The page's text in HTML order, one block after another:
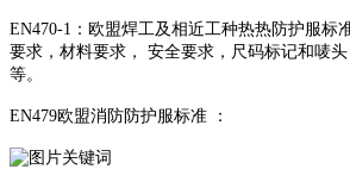
EN470-1：欧盟焊工及相近工种热热防护服标
要求，材料要求， 安全要求，尺码标记和唛
等。
EN479欧盟消防防护服标准 ：